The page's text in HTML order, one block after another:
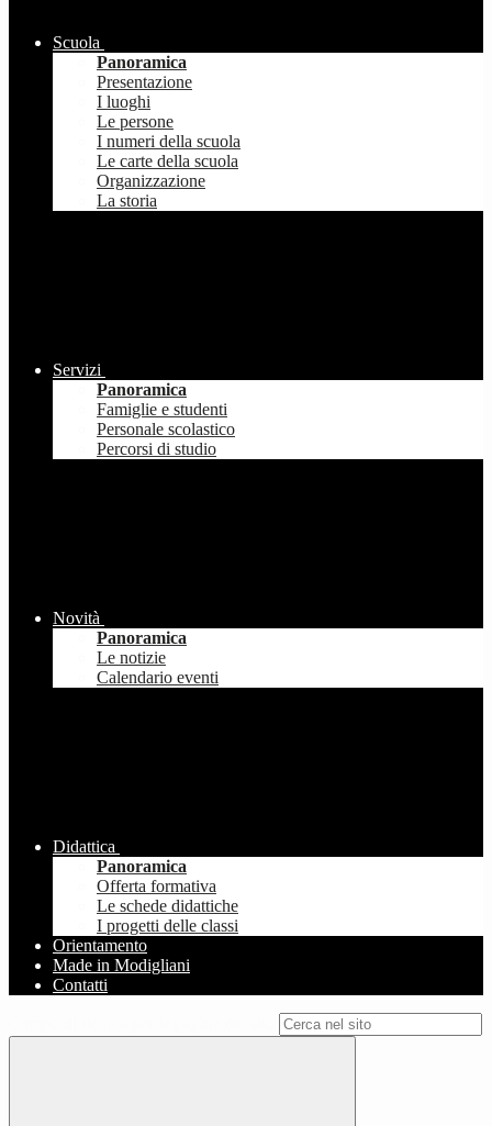
Scuola
Panoramica
Presentazione
I luoghi
Le persone
I numeri della scuola
Le carte della scuola
Organizzazione
La storia
Servizi
Panoramica
Famiglie e studenti
Personale scolastico
Percorsi di studio
Novità
Panoramica
Le notizie
Calendario eventi
Didattica
Panoramica
Offerta formativa
Le schede didattiche
I progetti delle classi
Orientamento
Made in Modigliani
Contatti